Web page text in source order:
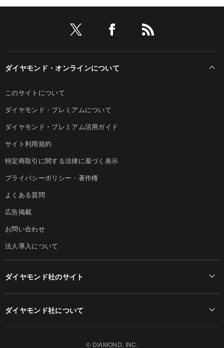
ダイヤモンド・オンラインについて
このサイトについて
ダイヤモンド・プレミアムについて
ダイヤモンド・プレミアム活用ガイド
サイト利用規約
特定商取引に関する法律に基づく表示
プライバシーポリシー・著作権
よくある質問
広告掲載
お問い合わせ
法人導入について
ダイヤモンド社のサイト
ダイヤモンド社について
© DIAMOND, INC.